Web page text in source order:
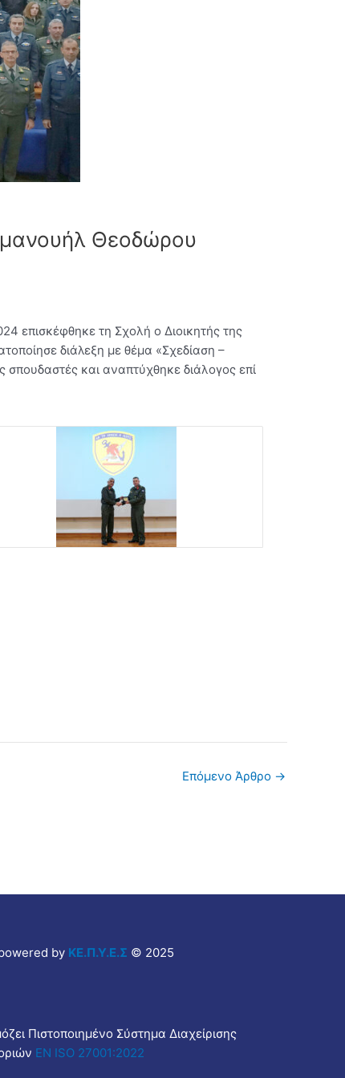
Θεοδώρου
επισκέφθηκε τη Σχολή ο Διοικητής της
διάλεξη με θέμα «Σχεδίαση –
και αναπτύχθηκε διάλογος επί
Επόμενο Άρθρο →
by ΚΕ.Π.Υ.Ε.Σ © 2025
Πιστοποιημένο Σύστημα Διαχείρισης
EN ISO 27001:2022